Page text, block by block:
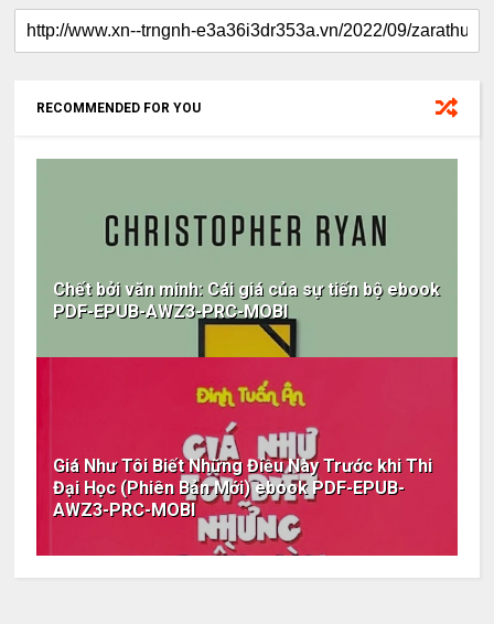
RECOMMENDED FOR YOU
Chết bởi văn minh: Cái giá của sự tiến bộ ebook
PDF-EPUB-AWZ3-PRC-MOBI
Giá Như Tôi Biết Những Điều Này Trước khi Thi
Đại Học (Phiên Bản Mới) ebook PDF-EPUB-
AWZ3-PRC-MOBI